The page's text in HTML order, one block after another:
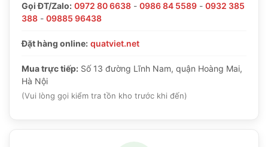
Gọi ĐT/Zalo: 0972 80 6638 - 0986 84 5589 - 0932 385
388 - 09885 96438
Đặt hàng online: quatviet.net
Mua trực tiếp: Số 13 đường Lĩnh Nam, quận Hoàng Mai,
Hà Nội
(Vui lòng gọi kiểm tra tồn kho trước khi đến)